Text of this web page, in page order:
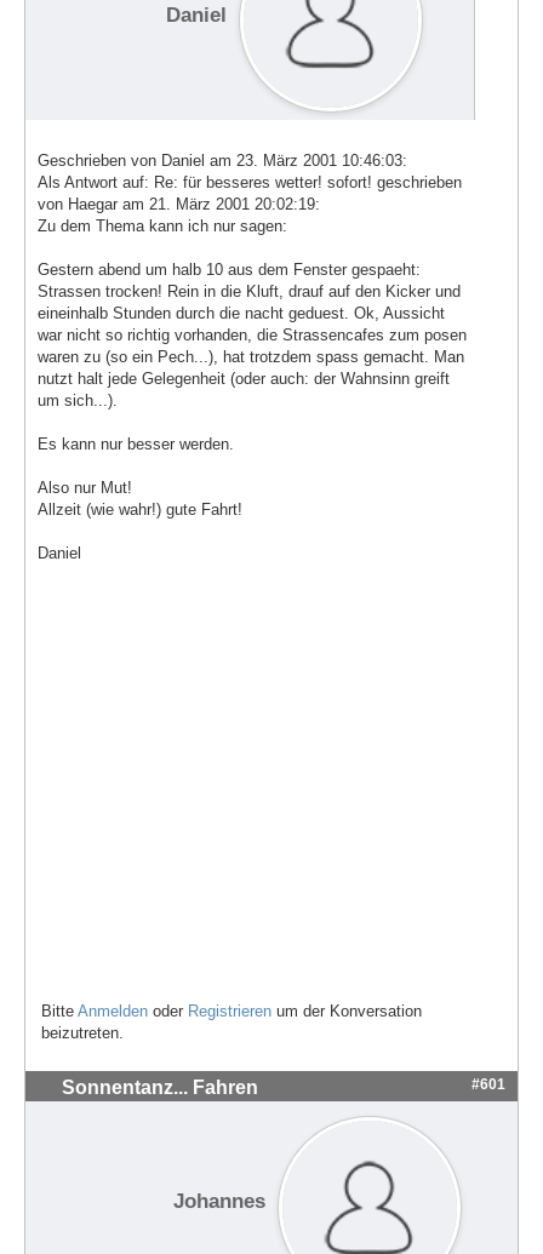
Daniel
Geschrieben von Daniel am 23. März 2001 10:46:03:
Als Antwort auf: Re: für besseres wetter! sofort! geschrieben
von Haegar am 21. März 2001 20:02:19:
Zu dem Thema kann ich nur sagen:
Gestern abend um halb 10 aus dem Fenster gespaeht:
Strassen trocken! Rein in die Kluft, drauf auf den Kicker und
eineinhalb Stunden durch die nacht geduest. Ok, Aussicht
war nicht so richtig vorhanden, die Strassencafes zum posen
waren zu (so ein Pech...), hat trotzdem spass gemacht. Man
nutzt halt jede Gelegenheit (oder auch: der Wahnsinn greift
um sich...).
Es kann nur besser werden.
Also nur Mut!
Allzeit (wie wahr!) gute Fahrt!
Daniel
Bitte Anmelden oder Registrieren um der Konversation
beizutreten.
Sonnentanz... Fahren #601
Johannes